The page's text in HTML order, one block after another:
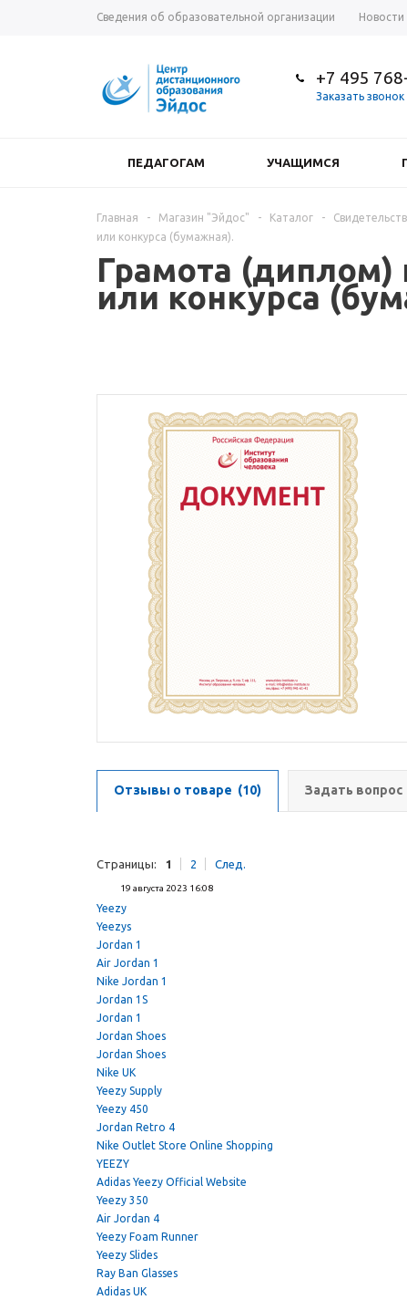
Сведения об образовательной организации Новости
+7 495
Заказать звонок
ПЕДАГОГАМ УЧАЩИМСЯ
Главная - Магазин "Эйдос" - Каталог -
или конкурса (бумажная).
Грамота (диплом)
или конкурса
Отзывы о товаре (10) Задать вопрос
Страницы: 1 2 След.
19 августа 2023 16:08
Yeezy
Yeezys
Jordan 1
Air Jordan 1
Nike Jordan 1
Jordan 1S
Jordan 1
Jordan Shoes
Jordan Shoes
Nike UK
Yeezy Supply
Yeezy 450
Jordan Retro 4
Nike Outlet Store Online Shopping
YEEZY
Adidas Yeezy Official Website
Yeezy 350
Air Jordan 4
Yeezy Foam Runner
Yeezy Slides
Ray Ban Glasses
Adidas UK